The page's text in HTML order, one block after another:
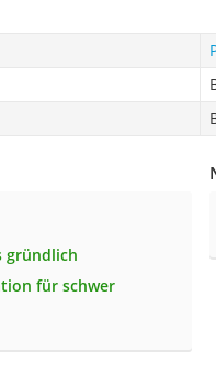
gründlich
für schwer